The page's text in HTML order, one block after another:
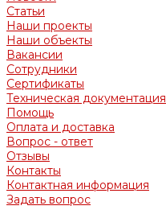
Статьи
Наши проекты
Наши объекты
Вакансии
Сотрудники
Сертификаты
Техническая документация
Помощь
Оплата и доставка
Вопрос - ответ
Отзывы
Контакты
Контактная информация
Задать вопрос